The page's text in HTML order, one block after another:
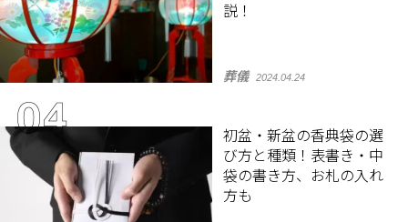
説！
葬儀 2024.04.24
初盆・新盆の香典袋の選
び方と種類！表書き・中
袋の書き方、お札の入れ
方も